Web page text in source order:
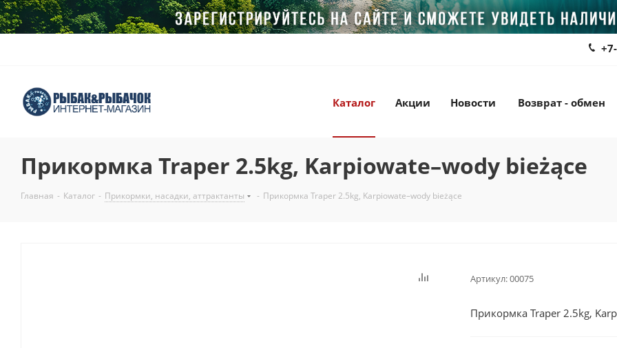
Каталог Акции Новости Возврат - обмен
Прикормка Traper 2.5kg, Karpiowate–wody bieżące
Главная - Каталог - Прикормки, насадки, аттрактанты - Прикормка Traper 2.5kg, Karpiowate–wody bieżące
Артикул:00075
Прикормка Traper 2.5kg,